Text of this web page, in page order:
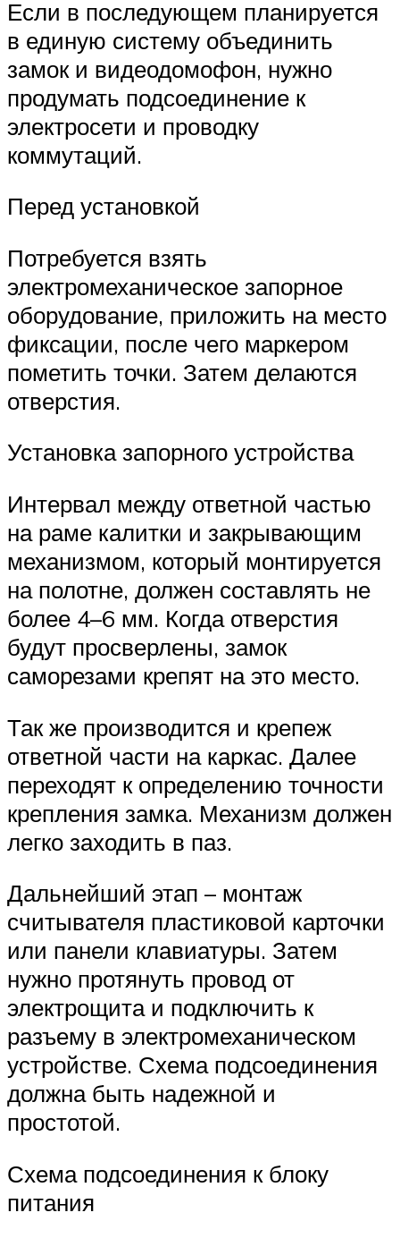
Если в последующем планируется
в единую систему объединить
замок и видеодомофон, нужно
продумать подсоединение к
электросети и проводку
коммутаций.
Перед установкой
Потребуется взять
электромеханическое запорное
оборудование, приложить на место
фиксации, после чего маркером
пометить точки. Затем делаются
отверстия.
Установка запорного устройства
Интервал между ответной частью
на раме калитки и закрывающим
механизмом, который монтируется
на полотне, должен составлять не
более 4–6 мм. Когда отверстия
будут просверлены, замок
саморезами крепят на это место.
Так же производится и крепеж
ответной части на каркас. Далее
переходят к определению точности
крепления замка. Механизм должен
легко заходить в паз.
Дальнейший этап – монтаж
считывателя пластиковой карточки
или панели клавиатуры. Затем
нужно протянуть провод от
электрощита и подключить к
разъему в электромеханическом
устройстве. Схема подсоединения
должна быть надежной и
простотой.
Схема подсоединения к блоку
питания